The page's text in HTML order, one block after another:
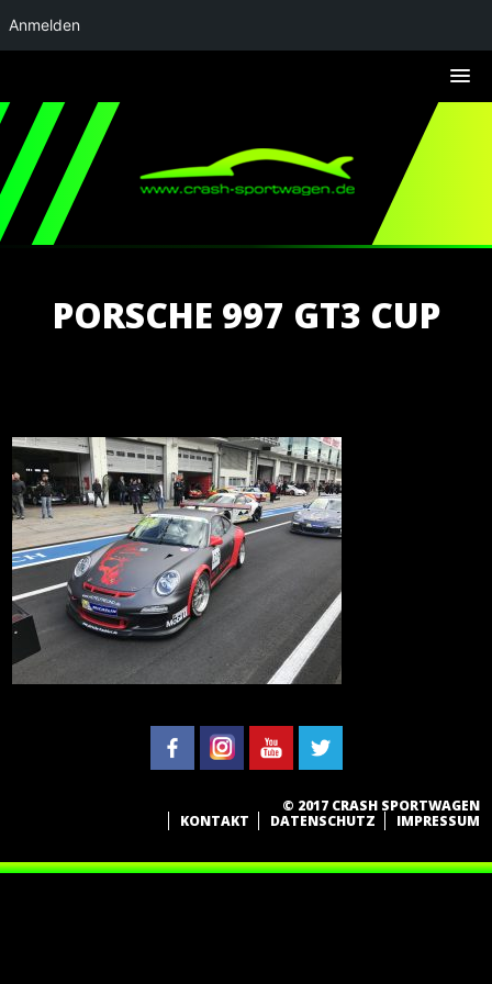
PORSCHE 997 GT3 CUP
© 2017 CRASH SPORTWAGEN
KONTAKT
DATENSCHUTZ IMPRESSUM
Anmelden